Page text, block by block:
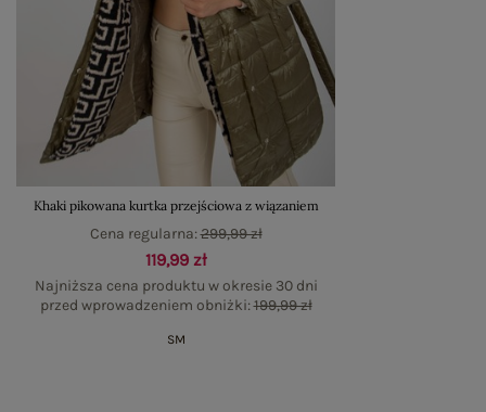
Khaki pikowana kurtka przejściowa z wiązaniem
119,99 zł
Najniższa cena produktu w okresie 30 dni
przed wprowadzeniem obniżki:199,99 zł
Cena regularna:299,99 zł
SM